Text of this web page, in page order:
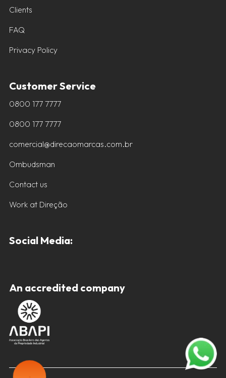
Clients
FAQ
Privacy Policy
Customer Service
0800 177 7777
0800 177 7777
comercial@direcaomarcas.com.br
Ombudsman
Contact us
Work at Direção
Social Media:
An accredited company